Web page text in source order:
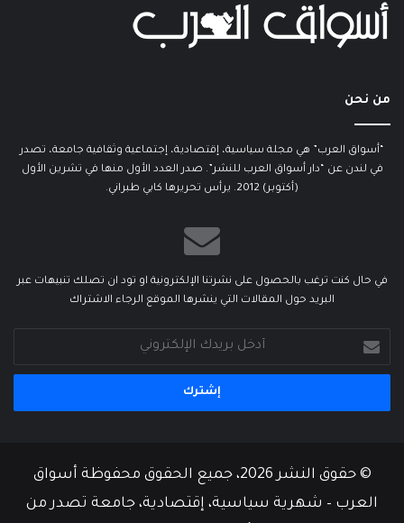
من نحن
“أسواق العرب” هي مجلة سياسية، إقتصادية، إجتماعية وثقافية جامعة، تصدر
في لندن عن “دار أسواق العرب للنشر”. صدر العدد الأول منها في تشرين الأول
(أكتوبر) 2012. يرأس تحريرها كابي طبراني.
في حال كنت ترغب بالحصول على نشرتنا الإلكترونية او تود ان تصلك تنبيهات عبر
البريد حول المقالات التي ينشرها الموقع الرجاء الاشتراك
بريدك
الإلكتروني
© حقوق النشر 2026، جميع الحقوق محفوظة أسواق
العرب – شهرية سياسية، إقتصادية، جامعة تصدر من